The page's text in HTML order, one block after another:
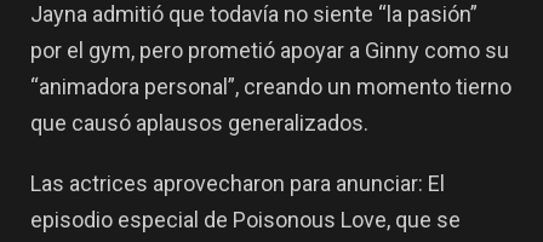
Jayna admitió que todavía no siente “la pasión”
por el gym, pero prometió apoyar a Ginny como su
“animadora personal”, creando un momento tierno
que causó aplausos generalizados.
Las actrices aprovecharon para anunciar: El
episodio especial de Poisonous Love, que se